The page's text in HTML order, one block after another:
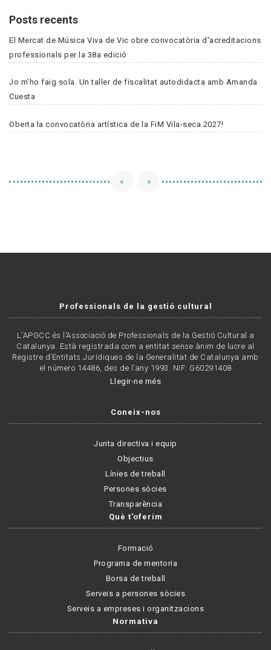
Posts recents
El Mercat de Música Viva de Vic obre convocatòria d'acreditacions
professionals per la 38a edició
Jo m'ho faig sola. Un taller de fiscalitat autodidacta amb Amanda
Cuesta
Oberta la convocatòria artística de la FiM Vila-seca 2027!
« »
Professionals de la gestió cultural
L'APGCC és l’Associació de Professionals de la Gestió Cultural a
Catalunya. Està registrada com a entitat sense ànim de lucre al
Registre d’Entitats Jurídiques de la Generalitat de Catalunya amb
el número 14486, des de l’any 1993. NIF: G60291408
Llegir-ne més
Coneix-nos
Junta directiva i equip
Objectius
Línies de treball
Persones sòcies
Transparència
Què t'oferim
Formació
Programa de mentoria
Borsa de treball
Serveis a persones sòcies
Serveis a empreses i organitzacions
Normativa